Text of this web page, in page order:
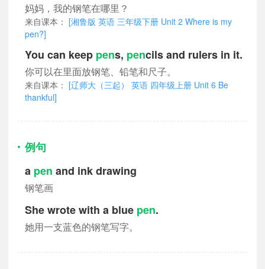
妈妈，我的钢笔在哪里？
来自课本： [湘鲁版 英语 三年级下册 Unit 2 Where is my
pen?]
You can keep pens, pencils and rulers in it.
你可以在里面放钢笔、铅笔和尺子。
来自课本： [辽师大（三起） 英语 四年级上册 Unit 6 Be
thankful]
例句
a pen and ink drawing
钢笔画
She wrote with a blue pen.
她用一支蓝色的钢笔写字。